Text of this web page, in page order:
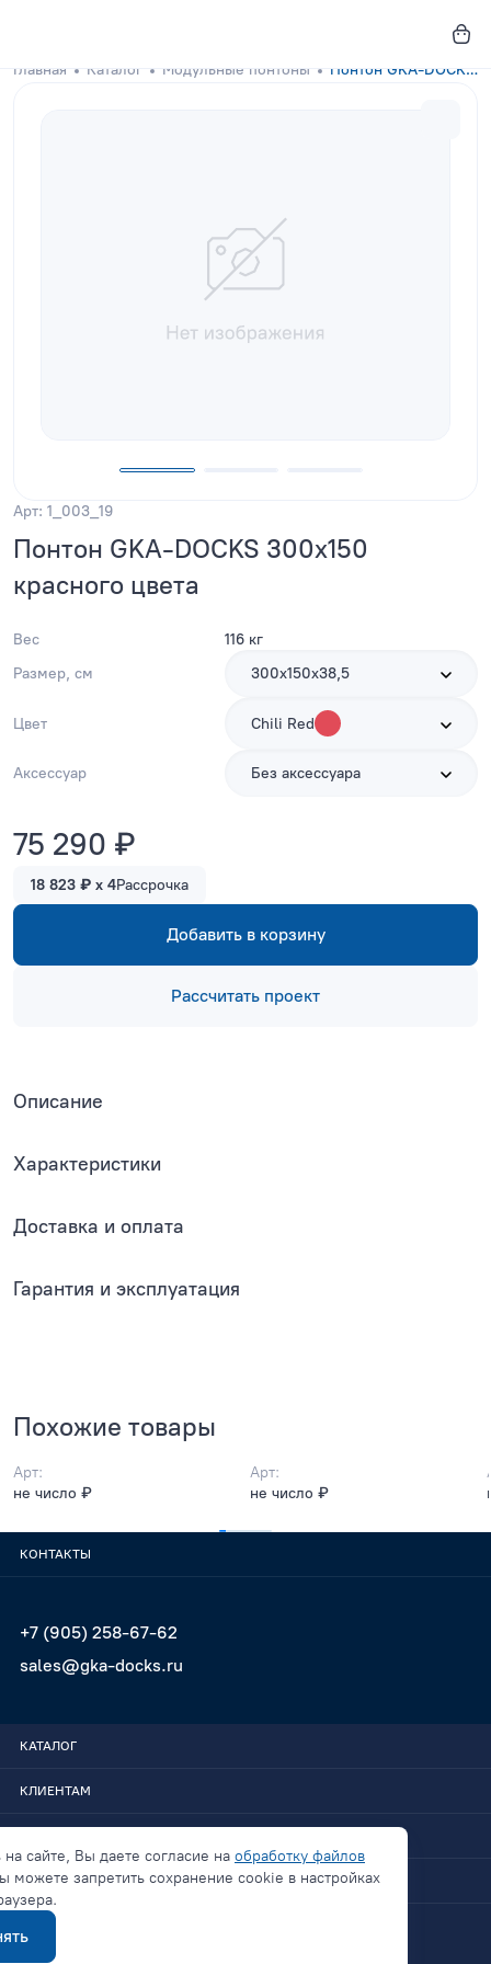
Главная Каталог Модульные понтоны Понтон GKA-DOCKS 300x150 Chili Red
Арт: 1_003_19
Понтон GKA-DOCKS 300x150
красного цвета
Вес
116 кг
Размер, см
300х150х38,5
Цвет Chili Red
Аксессуар Без аксессуара
75 290 ₽
18 823 ₽ x 4Рассрочка
Добавить в корзину
Рассчитать проект
Описание
Характеристики
Доставка и оплата
Гарантия и эксплуатация
Похожие товары
Арт:
не число ₽
Арт:
не число ₽
КОНТАКТЫ
+7 (905) 258-67-62
sales@gka-docks.ru
КАТАЛОГ
КЛИЕНТАМ
СВЯЗАТЬСЯ
Политика конфиденциальности
на сайте, Вы даете согласие на обработку файлов
можете запретить сохранение cookie в настройках